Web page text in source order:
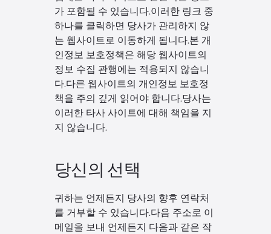
가 포함될 수 있습니다.이러한 링크 중
하나를 클릭하면 당사가 관리하지 않
는 웹사이트로 이동하게 됩니다.본 개
인정보 보호정책은 해당 웹사이트의
정보 수집 관행에는 적용되지 않습니
다.다른 웹사이트의 개인정보 보호정
책을 주의 깊게 읽어야 합니다.당사는
이러한 타사 사이트에 대해 책임을 지
지 않습니다.
당신의 선택
귀하는 언제든지 당사의 향후 연락처
를 거부할 수 있습니다.다음 주소로 이
메일을 보내 언제든지 다음과 같은 작